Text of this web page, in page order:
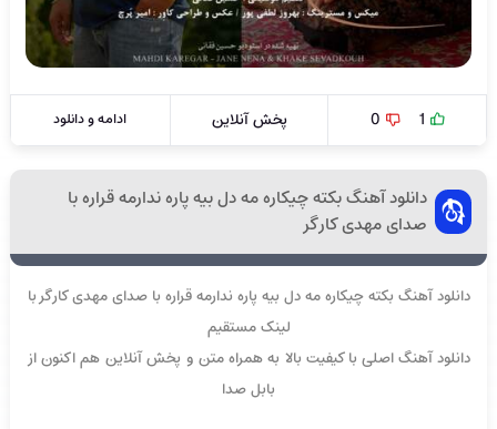
1
0 پخش آنلاین ادامه و دانلود
دانلود آهنگ بکته چیکاره مه دل بیه پاره ندارمه قراره با
صدای مهدی کارگر
دانلود آهنگ بکته چیکاره مه دل بیه پاره ندارمه قراره با صدای مهدی کارگر با
لینک مستقیم
دانلود آهنگ اصلی با کیفیت بالا به همراه متن و پخش آنلاین هم اکنون از
بابل صدا